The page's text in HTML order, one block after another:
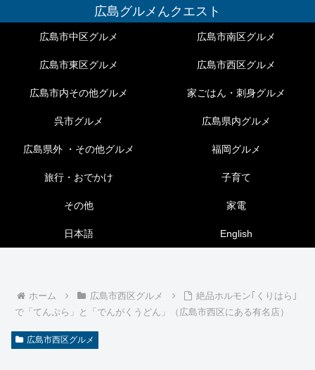
広島グルメんクエスト
広島市中区グルメ 広島市南区グルメ
広島市東区グルメ 広島市西区グルメ
広島市内その他グルメ 家ごはん・刺身グルメ
呉市グルメ 広島県内グルメ
広島県外 ・その他グルメ 福岡グルメ
旅行・おでかけ 子育て
その他 家電
日本語 English
ホーム 広島市西区グルメ
絶品ホルモン｢くりはら｣
で「てんぷら」と「でんがくうどん」（広島市西区にある有名店）
広島市西区グルメ